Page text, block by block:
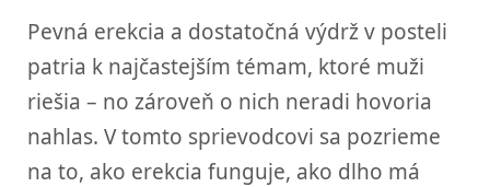
Pevná erekcia a dostatočná výdrž v posteli
patria k najčastejším témam, ktoré muži
riešia – no zároveň o nich neradi hovoria
nahlas. V tomto sprievodcovi sa pozrieme
na to, ako erekcia funguje, ako dlho má